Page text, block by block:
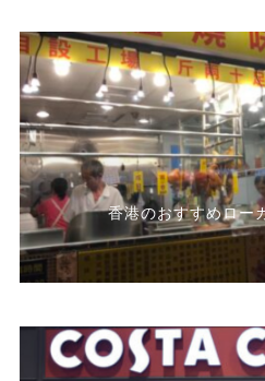
香港のおすすめロー